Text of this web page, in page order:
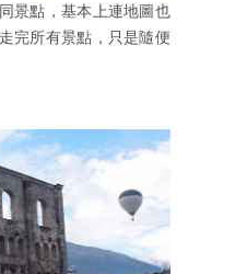
景點，基本上連地圖也
完所有景點，只是隨便